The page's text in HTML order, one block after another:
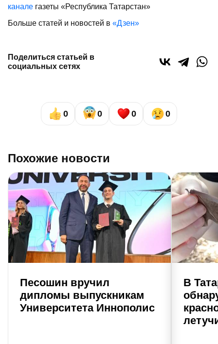
канале газеты «Республика Татарстан»
Больше статей и новостей в «Дзен»
Поделиться статьей в
социальных сетях
0 0 0 0
Похожие новости
Песошин вручил
дипломы выпускникам
Университета Иннополис
В